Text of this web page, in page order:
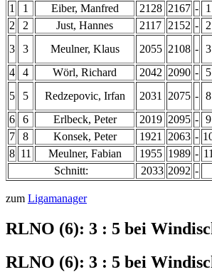
1
1 Eiber, Manfred 2128 2167 - 1
2
2 Just, Hannes 2117 2152 - 2
3
3 Meulner, Klaus 2055 2108 - 3
4
4 Wörl, Richard 2042 2090 - 5
5
5 Redzepovic, Irfan 2031 2075 - 8
6
6 Erlbeck, Peter 2019 2095 - 9
7
8 Konsek, Peter 1921 2063 -
8 11 Meulner, Fabian 1955 1989 - 11
Schnitt:
2033 2092 -
zum Ligamanager
RLNO (6): 3 : 5 bei
RLNO (6): 3 : 5 bei